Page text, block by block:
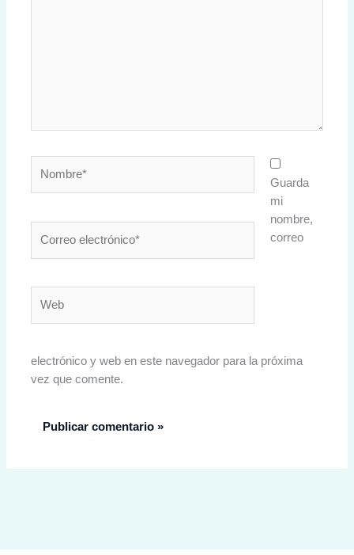
electrónico*
Guarda
mi
nombre,
correo
electrónico y web en este navegador para la próxima
vez que comente.